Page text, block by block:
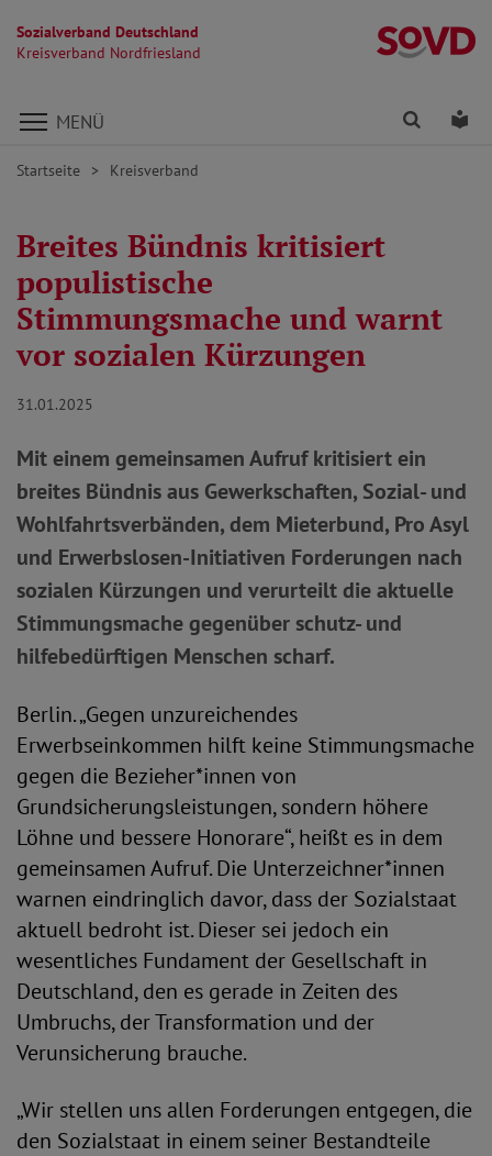
Sozialverband Deutschland
Kreisverband Nordfriesland
Direkt zu den Inhalten springen
MENÜ Finden
Startseite Kreisverband
Breites Bündnis kritisiert
populistische
Stimmungsmache und warnt
vor sozialen Kürzungen
31.01.2025
Mit einem gemeinsamen Aufruf kritisiert ein
breites Bündnis aus Gewerkschaften, Sozial- und
Wohlfahrtsverbänden, dem Mieterbund, Pro Asyl
und Erwerbslosen-Initiativen Forderungen nach
sozialen Kürzungen und verurteilt die aktuelle
Stimmungsmache gegenüber schutz- und
hilfebedürftigen Menschen scharf.
Berlin. „Gegen unzureichendes
Erwerbseinkommen hilft keine Stimmungsmache
gegen die Bezieher*innen von
Grundsicherungsleistungen, sondern höhere
Löhne und bessere Honorare“, heißt es in dem
gemeinsamen Aufruf. Die Unterzeichner*innen
warnen eindringlich davor, dass der Sozialstaat
aktuell bedroht ist. Dieser sei jedoch ein
wesentliches Fundament der Gesellschaft in
Deutschland, den es gerade in Zeiten des
Umbruchs, der Transformation und der
Verunsicherung brauche.
„Wir stellen uns allen Forderungen entgegen, die
den Sozialstaat in einem seiner Bestandteile